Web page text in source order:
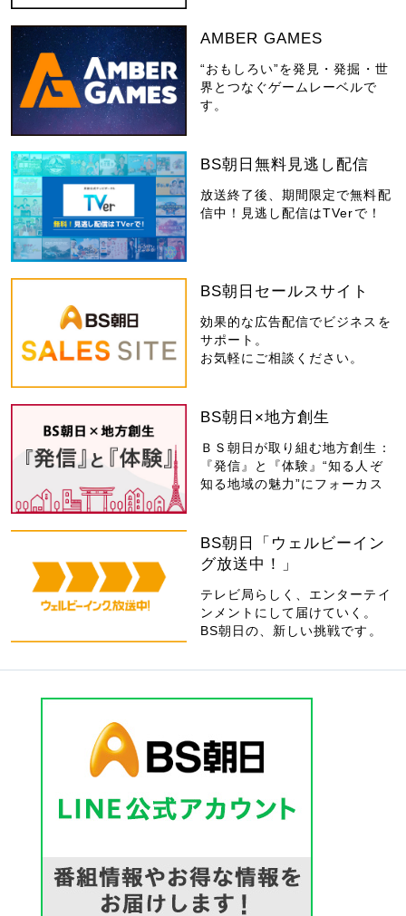
AMBER GAMES
“おもしろい”を発見・発掘・世
界とつなぐゲームレーベルで
す。
BS朝日無料見逃し配信
放送終了後、期間限定で無料配
信中！見逃し配信はTVerで！
BS朝日セールスサイト
効果的な広告配信でビジネスを
サポート。
お気軽にご相談ください。
BS朝日×地方創生
ＢＳ朝日が取り組む地方創生：
『発信』と『体験』“知る人ぞ
知る地域の魅力”にフォーカス
BS朝日「ウェルビーイン
グ放送中！」
テレビ局らしく、エンターテイ
ンメントにして届けていく。
BS朝日の、新しい挑戦です。